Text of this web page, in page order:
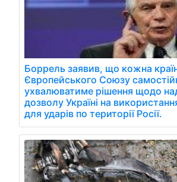
Боррель заявив, що кожна
Європейського Союзу
ухвалюватиме рішення щодо
дозволу Україні на
для ударів по території Росії.